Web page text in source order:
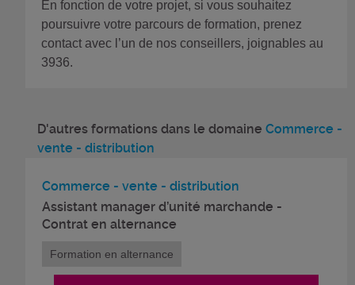
En fonction de votre projet, si vous souhaitez
poursuivre votre parcours de formation, prenez
contact avec l’un de nos conseillers, joignables au
3936.
D'autres formations dans le domaine Commerce -
vente - distribution
Commerce - vente - distribution
Assistant manager d’unité marchande -
Contrat en alternance
Formation en alternance